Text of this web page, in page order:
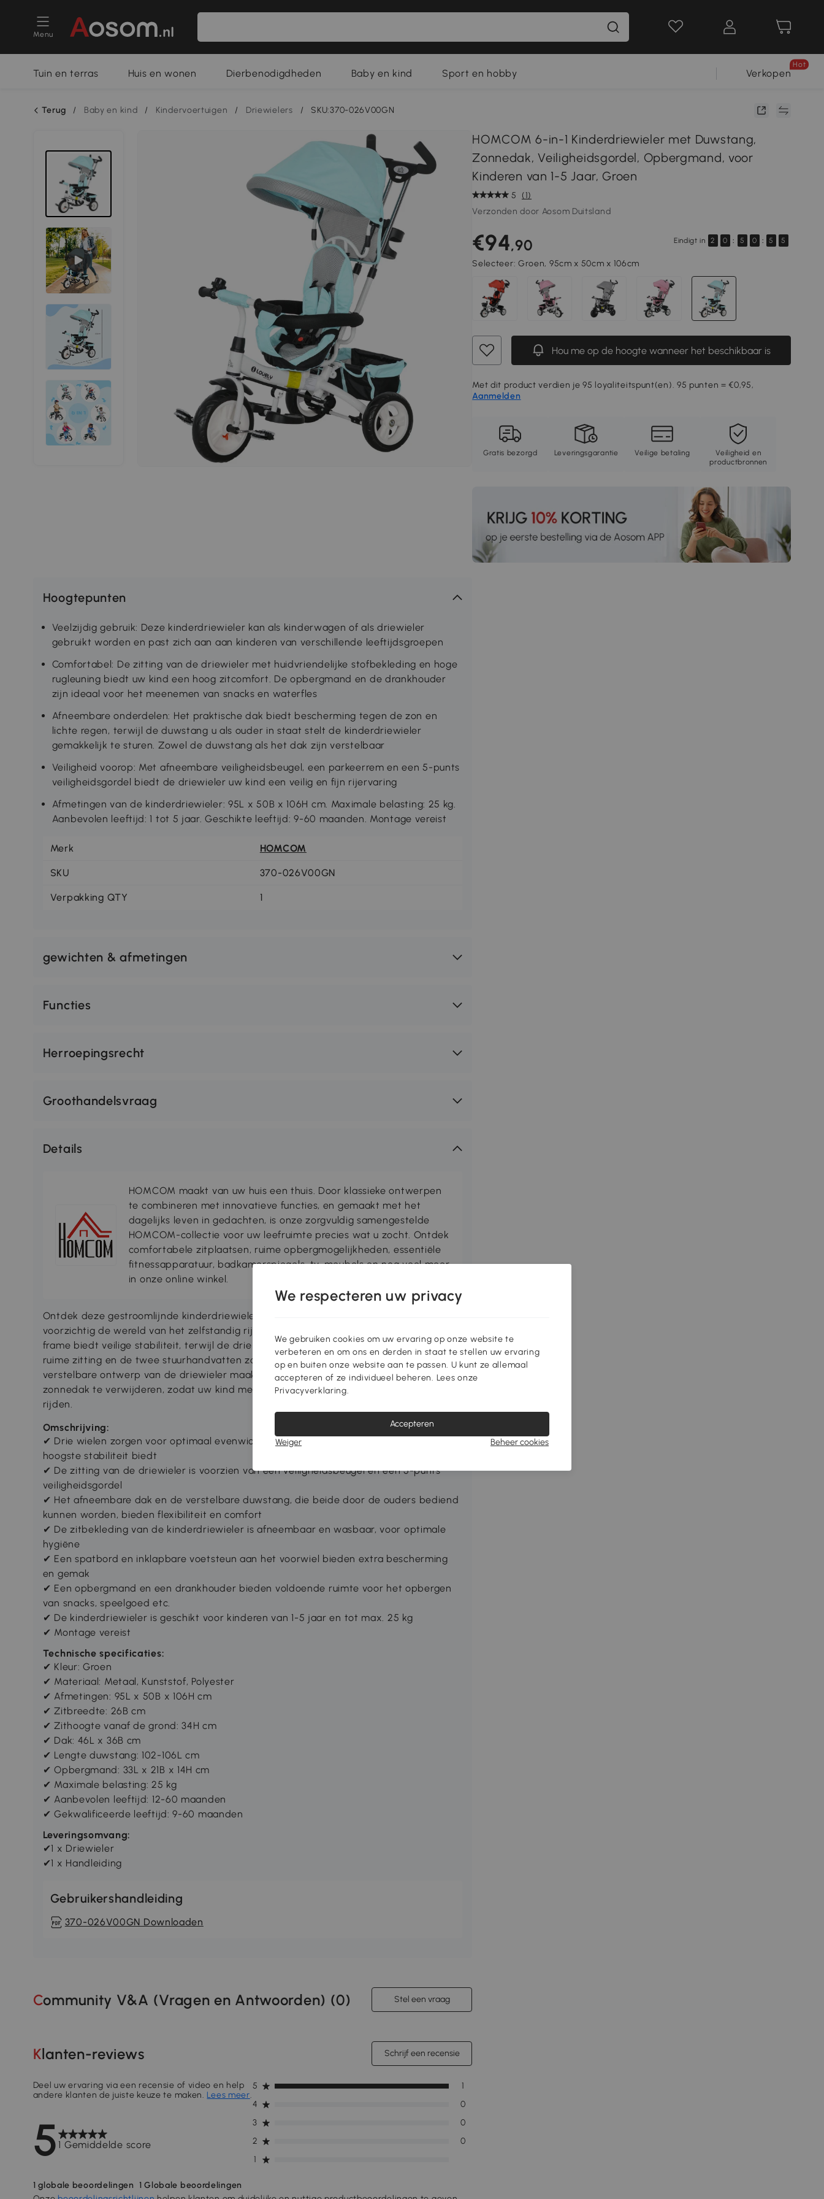
Menu
Tuin en terras Huis en wonen Dierbenodigdheden Baby en kind Sport en hobby Verkopen
Hot
Terug / Baby en kind / Kindervoertuigen / Driewielers / SKU:370-026V00GN
HOMCOM 6-in-1 Kinderdriewieler met Duwstang,
Zonnedak, Veiligheidsgordel, Opbergmand, voor
Kinderen van 1-5 Jaar, Groen
5
(1)
Verzonden door Aosom Duitsland
€94,90 Eindigt in 2 0 : 5 0 : 5 4
Selecteer: Groen, 95cm x 50cm x 106cm
Hou me op de hoogte wanneer het beschikbaar is
Met dit product verdien je 95 loyaliteitspunt(en). 95 punten = €0,95,
Aanmelden
Gratis bezorgd Leveringsgarantie Veilige betaling
Veiligheid en
productbronnen
Hoogtepunten
Veelzijdig gebruik: Deze kinderdriewieler kan als kinderwagen of als driewieler
gebruikt worden en past zich aan aan kinderen van verschillende leeftijdsgroepen
Comfortabel: De zitting van de driewieler met huidvriendelijke stofbekleding en hoge
rugleuning biedt uw kind een hoog zitcomfort. De opbergmand en de drankhouder
zijn ideaal voor het meenemen van snacks en waterfles
Afneembare onderdelen: Het praktische dak biedt bescherming tegen de zon en
lichte regen, terwijl de duwstang u als ouder in staat stelt de kinderdriewieler
gemakkelijk te sturen. Zowel de duwstang als het dak zijn verstelbaar
Veiligheid voorop: Met afneembare veiligheidsbeugel, een parkeerrem en een 5-punts
veiligheidsgordel biedt de driewieler uw kind een veilig en fijn rijervaring
Afmetingen van de kinderdriewieler: 95L x 50B x 106H cm. Maximale belasting: 25 kg.
Aanbevolen leeftijd: 1 tot 5 jaar. Geschikte leeftijd: 9-60 maanden. Montage vereist
Merk HOMCOM
SKU 370-026V00GN
Verpakking QTY 1
gewichten & afmetingen
Functies
Herroepingsrecht
Groothandelsvraag
Details
HOMCOM maakt van uw huis een thuis. Door klassieke ontwerpen
te combineren met innovatieve functies, en gemaakt met het
dagelijks leven in gedachten, is onze zorgvuldig samengestelde
HOMCOM-collectie voor uw leefruimte precies wat u zocht. Ontdek
comfortabele zitplaatsen, ruime opbergmogelijkheden, essentiële
fitnessapparatuur, badkamerspiegels, tv-meubels en nog veel meer
in onze online winkel.
Ontdek deze gestroomlijnde kinderdriewieler van HOMCOM, die uw kleintjes helpt om
voorzichtig de wereld van het zelfstandig rijden te verkennen! Het stevige metalen
frame biedt veilige stabiliteit, terwijl de drie wielen voor perfect evenwicht zorgen. De
ruime zitting en de twee stuurhandvatten zorgen voor comfort en veiligheid. Het
verstelbare ontwerp van de driewieler maakt het mogelijk om het stuur en het
zonnedak te verwijderen, zodat uw kind met groeiend zelfvertrouwen onafhankelijk kan
rijden.
Omschrijving:
✔ Drie wielen zorgen voor optimaal evenwicht, terwijl het solide metalen frame de
hoogste stabiliteit biedt
✔ De zitting van de driewieler is voorzien van een veiligheidsbeugel en een 5-punts
veiligheidsgordel
✔ Het afneembare dak en de verstelbare duwstang, die beide door de ouders bediend
kunnen worden, bieden flexibiliteit en comfort
✔ De zitbekleding van de kinderdriewieler is afneembaar en wasbaar, voor optimale
hygiëne
✔ Een spatbord en inklapbare voetsteun aan het voorwiel bieden extra bescherming
en gemak
✔ Een opbergmand en een drankhouder bieden voldoende ruimte voor het opbergen
van snacks, speelgoed etc.
✔ De kinderdriewieler is geschikt voor kinderen van 1-5 jaar en tot max. 25 kg
✔ Montage vereist
Technische specificaties:
✔ Kleur: Groen
✔ Materiaal: Metaal, Kunststof, Polyester
✔ Afmetingen: 95L x 50B x 106H cm
✔ Zitbreedte: 26B cm
✔ Zithoogte vanaf de grond: 34H cm
✔ Dak: 46L x 36B cm
✔ Lengte duwstang: 102-106L cm
✔ Opbergmand: 33L x 21B x 14H cm
✔ Maximale belasting: 25 kg
✔ Aanbevolen leeftijd: 12-60 maanden
✔ Gekwalificeerde leeftijd: 9-60 maanden
Leveringsomvang:
✔1 x Driewieler
✔1 x Handleiding
Gebruikershandleiding
370-026V00GN Downloaden
Community V&A (Vragen en Antwoorden) (0) Stel een vraag
Klanten-reviews Schrijf een recensie
51 Gemiddelde score
Deel uw ervaring via een recensie of video en help
andere klanten de juiste keuze te maken. Lees meer.
1
2 0
3 0
4 0
5 1
1 globale beoordelingen 1 Globale beoordelingen
We respecteren uw privacy
We gebruiken cookies om uw ervaring op onze website te
verbeteren en om ons en derden in staat te stellen uw ervaring
op en buiten onze website aan te passen. U kunt ze allemaal
accepteren of ze individueel beheren. Lees onze
Privacyverklaring.
Accepteren
Weiger
Beheer cookies